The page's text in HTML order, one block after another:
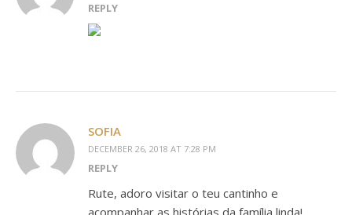
REPLY
SOFIA
DECEMBER 26, 2018 AT 7:28 PM
REPLY
Rute, adoro visitar o teu cantinho e
acompanhar as histórias da família linda!